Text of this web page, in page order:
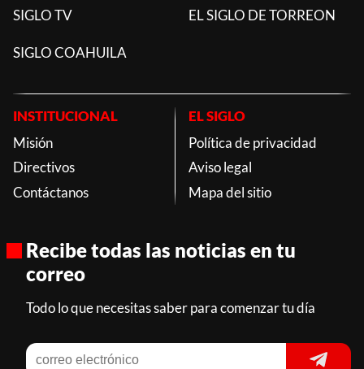
SIGLO TV EL SIGLO DE TORREON
SIGLO COAHUILA
INSTITUCIONAL
Misión
Directivos
Contáctanos
EL SIGLO
Política de privacidad
Aviso legal
Mapa del sitio
Recibe todas las noticias en tu
correo
Todo lo que necesitas saber para comenzar tu día